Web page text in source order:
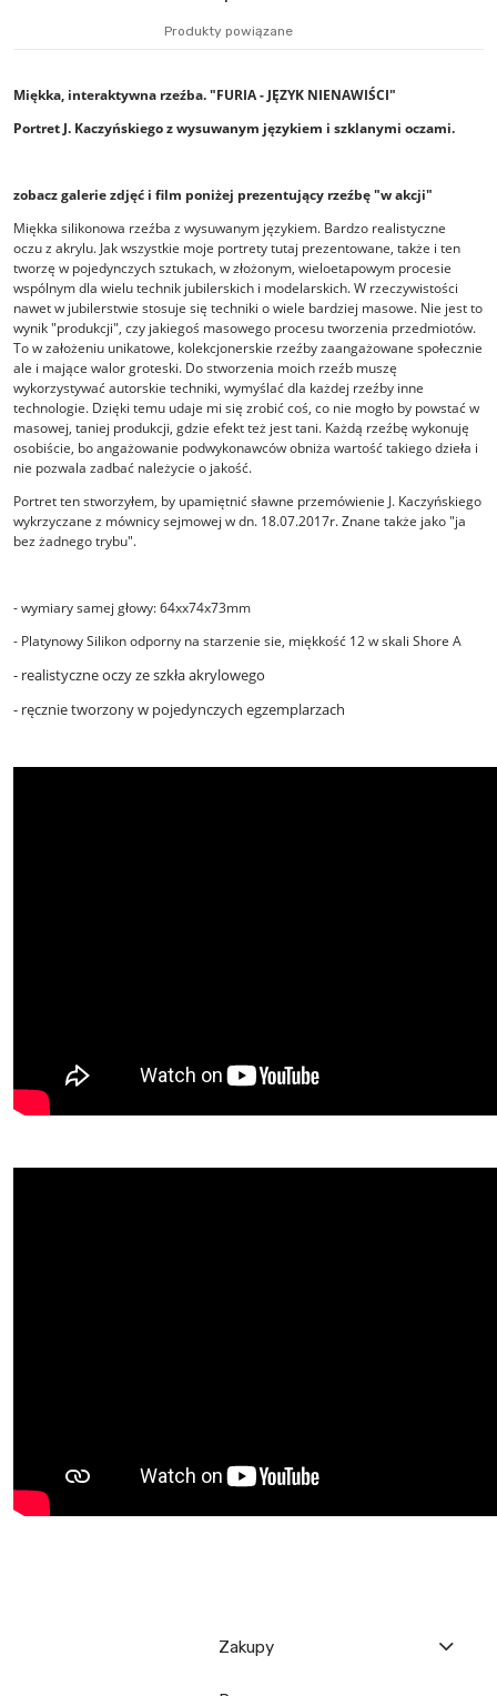
Produkty powiązane
Miękka, interaktywna rzeźba."FURIA - JĘZYK NIENAWIŚCI"
Portret J. Kaczyńskiego z wysuwanym językiem i szklanymi oczami.
zobacz galerie zdjęć i film poniżej prezentujący rzeźbę "w akcji"
Miękka silikonowa rzeźba z wysuwanym językiem. Bardzo realistyczne
oczu z akrylu. Jak wszystkie moje portrety tutaj prezentowane, także i ten
tworzę w pojedynczych sztukach, w złożonym, wieloetapowym procesie
wspólnym dla wielu technik jubilerskich i modelarskich. W rzeczywistości
nawet w jubilerstwie stosuje się techniki o wiele bardziej masowe. Nie jest to
wynik "produkcji", czy jakiegoś masowego procesu tworzenia przedmiotów.
To w założeniu unikatowe, kolekcjonerskie rzeźby zaangażowane społecznie
ale i mające walor groteski. Do stworzenia moich rzeźb muszę
wykorzystywać autorskie techniki, wymyślać dla każdej rzeźby inne
technologie. Dzięki temu udaje mi się zrobić coś, co nie mogło by powstać w
masowej, taniej produkcji, gdzie efekt też jest tani. Każdą rzeźbę wykonuję
osobiście, bo angażowanie podwykonawców obniża wartość takiego dzieła i
nie pozwala zadbać należycie o jakość.
Portret ten stworzyłem, by upamiętnić sławne przemówienie J. Kaczyńskiego
wykrzyczane z mównicy sejmowej w dn. 18.07.2017r. Znane także jako "ja
bez żadnego trybu".
- wymiary samej głowy: 64xx74x73mm
- Platynowy Silikon odporny na starzenie sie, miękkość 12 w skali Shore A
- realistyczne oczy ze szkła akrylowego
- ręcznie tworzony w pojedynczych egzemplarzach
Zakupy